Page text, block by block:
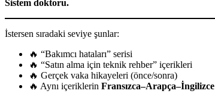
Sistem doktoru.
İstersen sıradaki seviye şunlar:
🔥 “Bakımcı hataları” serisi
🔥 “Satın alma için teknik rehber” içerikleri
🔥 Gerçek vaka hikayeleri (önce/sonra)
🔥 Aynı içeriklerin Fransızca–Arapça–İngilizce